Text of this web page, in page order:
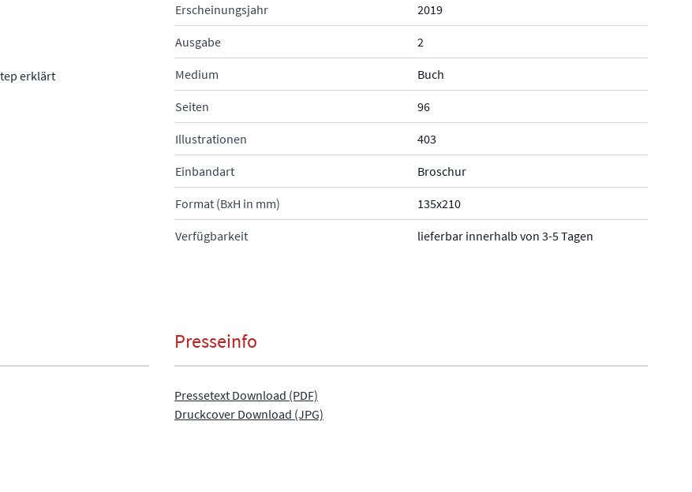
erklärt
Erscheinungsjahr 2019
Ausgabe 2
Medium Buch
Seiten 96
Illustrationen 403
Einbandart Broschur
Format (BxH in mm) 135x210
Verfügbarkeit lieferbar innerhalb von 3-5 Tagen
Presseinfo
Pressetext Download (PDF)
Druckcover Download (JPG)